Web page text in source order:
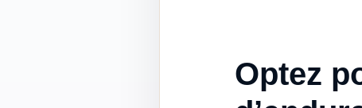
Optez